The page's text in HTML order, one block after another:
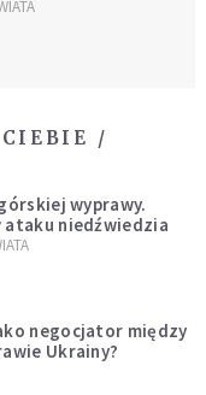
CIEBIE /
wyprawy.
ataku niedźwiedzia
negocjator między
Ukrainy?